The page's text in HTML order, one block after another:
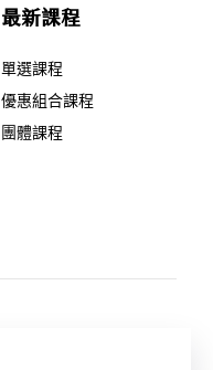
最新課程
單選課程
優惠組合課程
團體課程